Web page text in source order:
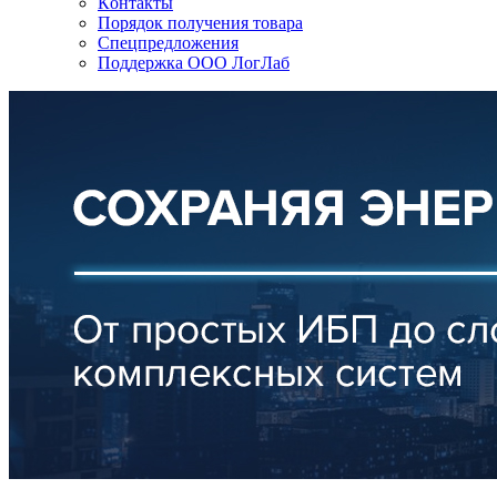
Порядок получения товара
Спецпредложения
Поддержка ООО ЛогЛаб